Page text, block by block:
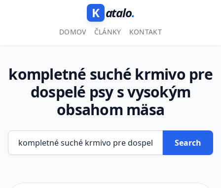
K atalo.
DOMOV ČLÁNKY KONTAKT
kompletné suché krmivo pre
dospelé psy s vysokým
obsahom mäsa
Search